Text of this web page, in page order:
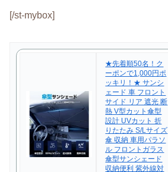
[/st-mybox]
★先着順50名！ク
ーポンで1,000円ポ
ッキリ！★ サンシ
ェード 車 フロント
サイド リア 遮光 断
熱 V型カット傘型
設計 UVカット 折
りたたみ S/Lサイズ
傘 収納 車用パラソ
ル フロントガラス
傘型サンシェード
収納便利 紫外線対